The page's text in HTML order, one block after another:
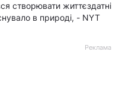
створювати життєздатні
в природі, - NYT
Реклама